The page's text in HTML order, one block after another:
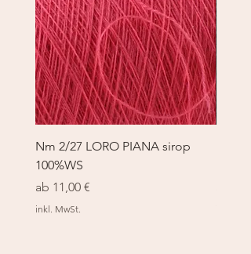
Nm 2/27 LORO PIANA sirop
100%WS
ab 11,00 €
Sale-Preis
inkl. MwSt.